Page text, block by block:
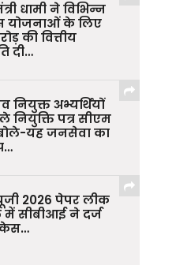
धामी ने विभिन्न
योजनाओं के लिए
की वित्तीय
दी…
नियुक्त अभ्यर्थियों
नियुक्ति पत्र सीएम
यह जनसेवा का
2026 पेपर लीक
सीबीआई ने दर्ज
केस…